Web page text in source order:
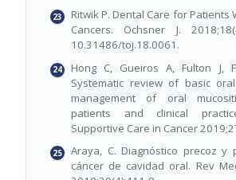
Ritwik P. Dental Care for Patients
Cancers. Ochsner J.
10.31486/toj.18.0061.
Hong C, Gueiros A, Fulton J,
Systematic review of basic
management of oral
patients and clinical
Supportive Care in Cancer
Araya, C. Diagnóstico precoz y
cáncer de cavidad oral. Rev